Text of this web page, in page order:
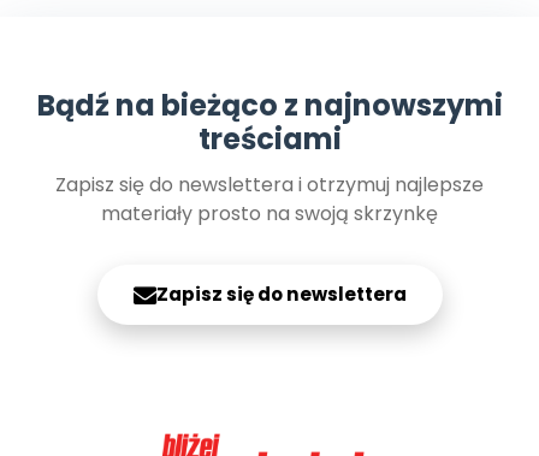
Bądź na bieżąco z najnowszymi
treściami
Zapisz się do newslettera i otrzymuj najlepsze
materiały prosto na swoją skrzynkę
Zapisz się do newslettera